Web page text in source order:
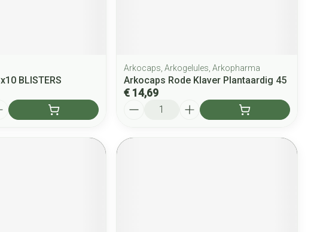
BLISTERS
Arkocaps, Arkogelules, Arkopharma
Arkocaps Rode Klaver Plantaardig 45
€ 14,69